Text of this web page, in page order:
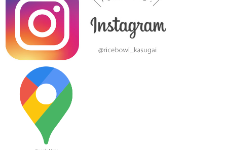
≪おすすめ≫ お正月の暴飲暴食。。。ワンプレートで彩りよく
バランスの良い食事を♪
2024/1/3
≪おすすめ≫ 七草粥の準備は出来ましたか？お粥に麺類と色々
使える小どんぶりはいかかでしょうか？
2023/12/22
≪おすすめ≫ 少し大きめで使いやすい！カラフルオーバルボー